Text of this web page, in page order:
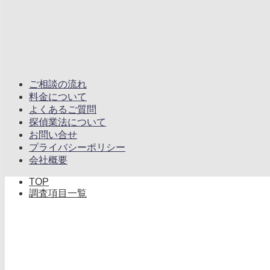
ご相談の流れ
料金について
よくあるご質問
探偵業法について
お問い合せ
プライバシーポリシー
会社概要
TOP
調査項目一覧